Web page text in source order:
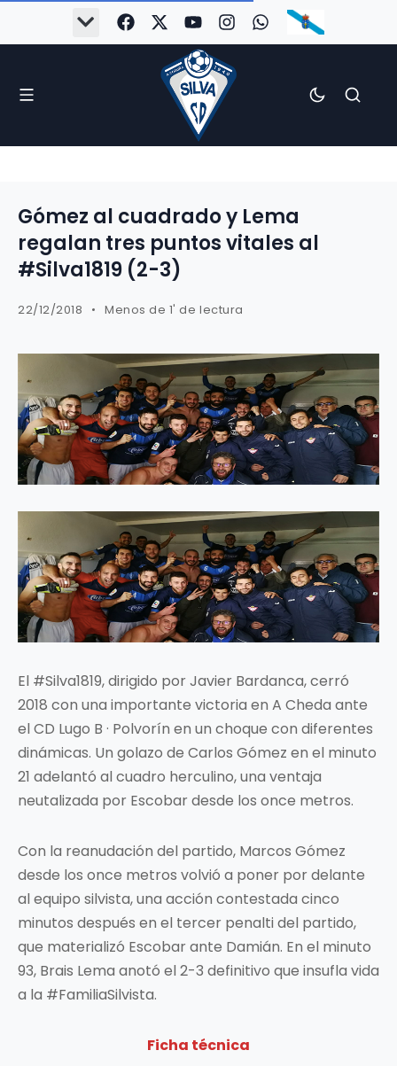
Gómez al cuadrado y Lema
regalan tres puntos vitales al
#Silva1819 (2-3)
22/12/2018 Menos de 1' de lectura
El #Silva1819, dirigido por Javier Bardanca, cerró
2018 con una importante victoria en A Cheda ante
el CD Lugo B · Polvorín en un choque con diferentes
dinámicas. Un golazo de Carlos Gómez en el minuto
21 adelantó al cuadro herculino, una ventaja
neutalizada por Escobar desde los once metros.
Con la reanudación del partido, Marcos Gómez
desde los once metros volvió a poner por delante
al equipo silvista, una acción contestada cinco
minutos después en el tercer penalti del partido,
que materializó Escobar ante Damián. En el minuto
93, Brais Lema anotó el 2-3 definitivo que insufla vida
a la #FamiliaSilvista.
Ficha técnica